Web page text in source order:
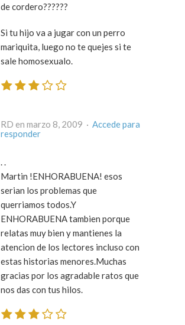
de cordero??????
Si tu hijo va a jugar con un perro
mariquita, luego no te quejes si te
sale homosexualo.
RD en marzo 8, 2009 · Accede para
responder
. .
Martin !ENHORABUENA! esos
serian los problemas que
querriamos todos.Y
ENHORABUENA tambien porque
relatas muy bien y mantienes la
atencion de los lectores incluso con
estas historias menores.Muchas
gracias por los agradable ratos que
nos das con tus hilos.